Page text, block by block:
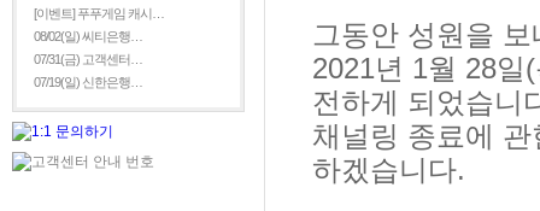
[이벤트] 푸푸게임 캐시…
08/02(일) 씨티은행…
07/31(금) 고객센터…
07/19(일) 신한은행…
그동안 성원을
2021년 1월 28일
전하게 되었습니
채널링 종료에
하겠습니다.